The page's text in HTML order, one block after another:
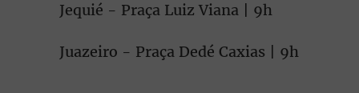
Jequié - Praça Luiz Viana | 9h
Juazeiro - Praça Dedé Caxias | 9h